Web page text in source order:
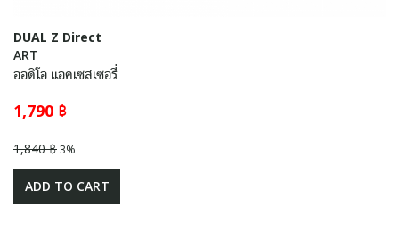
DUAL Z Direct
ART
ออดิโอ แอคเซสเซอรี่
1,790 ฿
1,840 ฿3%
ADD TO CART